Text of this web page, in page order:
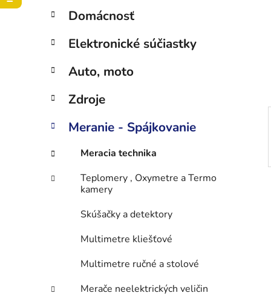
a
n
e
l
i
Domácnosť
Elektronické súčiastky
Auto, moto
Zdroje
Meranie - Spájkovanie
Meracia technika
Teplomery , Oxymetre a Termo
kamery
Skúšačky a detektory
Multimetre kliešťové
Multimetre ručné a stolové
Merače neelektrických veličin